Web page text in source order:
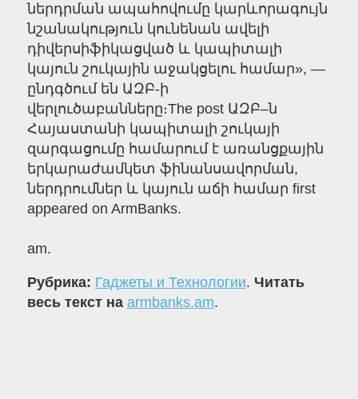
ներդրման ապահովումը կարևորագույն
նշանակություն կունենան ավելի
դիվերսիֆիկացված և կապիտալի
կայուն շուկային աջակցելու համար», —
ընդգծում են ԱԶԲ-ի
վերլուծաբանները։The post ԱԶԲ–ն
Հայաստանի կապիտալի շուկայի
զարգացումը համարում է առանցքային
երկարաժամկետ ֆինանսավորման,
ներդրումներ և կայուն աճի համար first
appeared on ArmBanks.
am.
Рубрика: Гаджеты и Технологии. Читать
весь текст на armbanks.am.